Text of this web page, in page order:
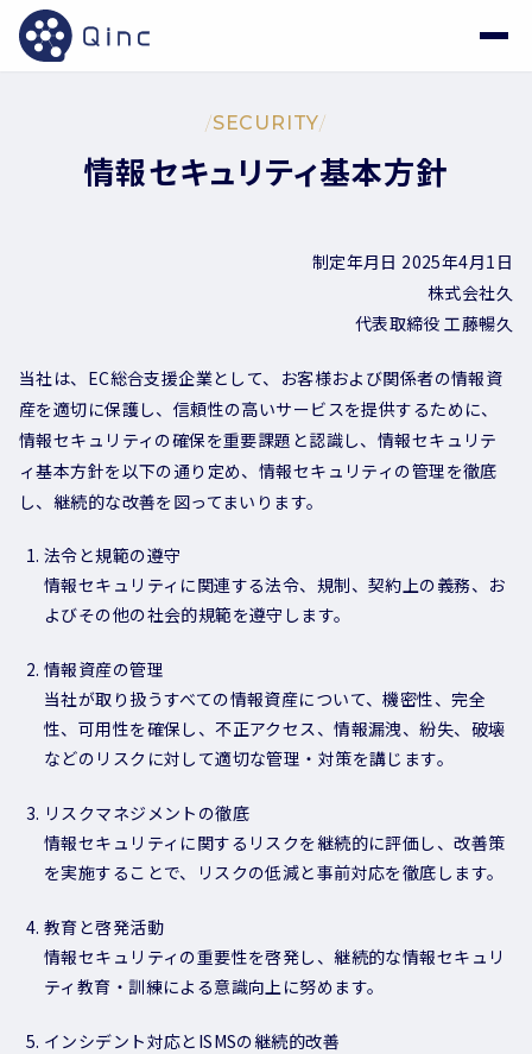
/SECURITY/
情報セキュリティ基本方針
制定年月日 2025年4月1日
株式会社久
代表取締役 工藤暢久
当社は、EC総合支援企業として、お客様および関係者の情報資
産を適切に保護し、信頼性の高いサービスを提供するために、
情報セキュリティの確保を重要課題と認識し、情報セキュリテ
ィ基本方針を以下の通り定め、情報セキュリティの管理を徹底
し、継続的な改善を図ってまいります。
法令と規範の遵守
情報セキュリティに関連する法令、規制、契約上の義務、お
よびその他の社会的規範を遵守します。
情報資産の管理
当社が取り扱うすべての情報資産について、機密性、完全
性、可用性を確保し、不正アクセス、情報漏洩、紛失、破壊
などのリスクに対して適切な管理・対策を講じます。
リスクマネジメントの徹底
情報セキュリティに関するリスクを継続的に評価し、改善策
を実施することで、リスクの低減と事前対応を徹底します。
教育と啓発活動
情報セキュリティの重要性を啓発し、継続的な情報セキュリ
ティ教育・訓練による意識向上に努めます。
インシデント対応とISMSの継続的改善